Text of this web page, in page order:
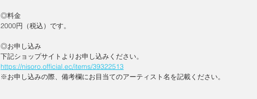
◎料金
2000円（税込）です。
◎お申し込み
下記ショップサイトよりお申し込みください。
https://nisoro.official.ec/items/39322513
※お申し込みの際、備考欄にお目当てのアーティスト名を記載ください。